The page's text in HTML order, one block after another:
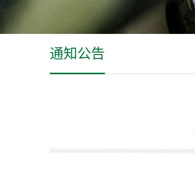
通知公告